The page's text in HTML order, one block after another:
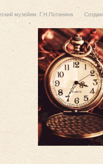
музейим. Г.Н.Потанина